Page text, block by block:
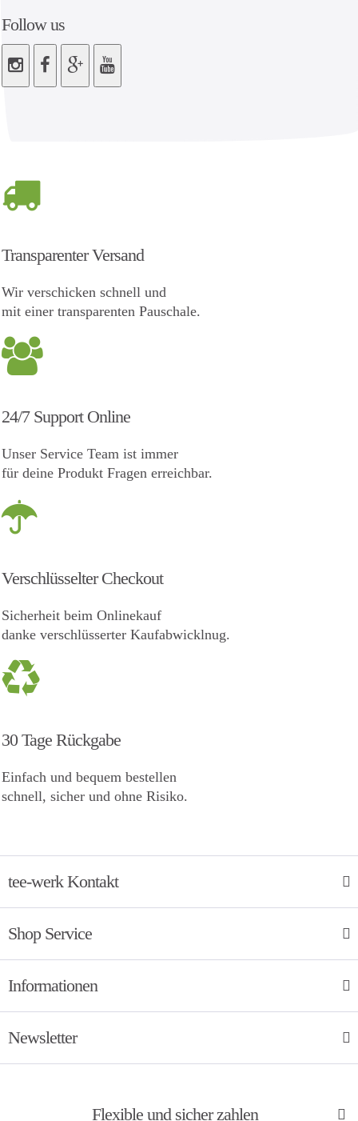
Follow us
Transparenter Versand
Wir verschicken schnell und
mit einer transparenten Pauschale.
24/7 Support Online
Unser Service Team ist immer
für deine Produkt Fragen erreichbar.
Verschlüsselter Checkout
Sicherheit beim Onlinekauf
danke verschlüsserter Kaufabwicklnug.
30 Tage Rückgabe
Einfach und bequem bestellen
schnell, sicher und ohne Risiko.
tee-werk Kontakt
Shop Service
Informationen
Newsletter
Flexible und sicher zahlen